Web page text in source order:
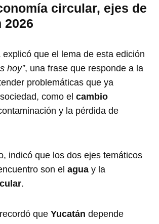
circular, ejes de
2026
explicó que el lema de esta edición
hoy”, una frase que responde a la
problemáticas que ya
como elcambio
y la pérdida de
indicó que los dos ejes temáticos
son elagua y la
.
queYucatán depende